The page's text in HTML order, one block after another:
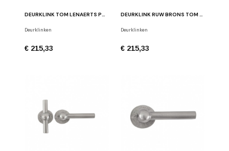
DEURKLINK TOM LENAERTS PH2017/50F MAT WIT BRONS
Deurklinken
€ 215,33
DEURKLINK RUW BRONS TOM LENAERTS PH2017/50F RB
Deurklinken
€ 215,33